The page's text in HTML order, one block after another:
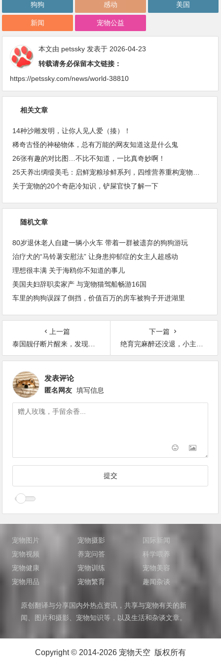
狗狗 感动 美国
新闻 宠物公益
本文由 petssky 发表于 2026-04-23
转载请务必保留本文链接：
https://petssky.com/news/world-38810
相关文章
14种沙雕发明，让你人见人爱（揍）！
稀奇古怪的神秘物体，总有万能的网友知道这是什么鬼
26张有趣的对比图…不比不知道，一比真奇妙啊！
关于宠物的20个奇葩冷知识，铲屎官快了解一下
随机文章
80岁退休老人自建一辆小火车 带着一群被遗弃的狗狗游玩
治疗犬的“马铃薯安慰法” 让身患抑郁症的女主人超感动
理想很丰满 关于海鸥你不知道的事儿
美国夫妇辞职卖家产 与宠物猫驾船畅游16国
车里的狗狗误踩了倒挡，价值百万的房车被狗子开进湖里
上一篇
泰国靓仔断片醒来，发现自己睡了一只陌生狗…
下一篇
绝育完麻醉还没退，小主人以为狗死了，直接哭到崩溃瘫地
发表评论
匿名网友 填写信息
宠物图片 宠物摄影
国际新闻
宠物视频
养宠问答
科学喂养
宠物健康
宠物训练
宠物美容
宠物用品
宠物繁育 趣闻杂谈
原创翻译与分享国内外热点资讯，共享与宠物有关的新
闻、图片和摄影、宠物知识等，以及生活和杂谈文章。
Copyright © 2014-2026 宠物天空 版权所有